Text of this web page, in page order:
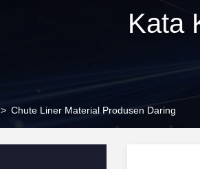
Kata
> Chute Liner Material Produsen Daring